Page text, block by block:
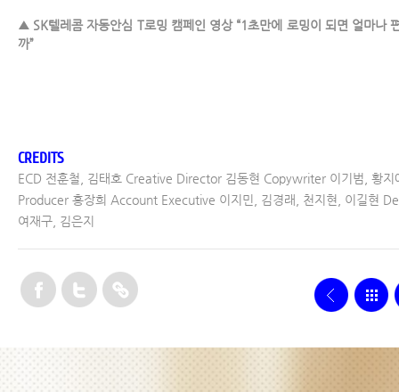
▲ SK텔레콤 자동안심 T로밍 캠페인 영상 “1초만에 로밍이 되면 얼마나
까”
CREDITS
ECD 전훈철, 김태호 Creative Director 김동현 Copywriter 이기범, 황지
Producer 홍장희 Account Executive 이지민, 김경래, 천지현, 이길현
여재구, 김은지